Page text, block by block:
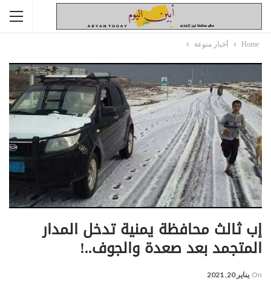
Home أخبار منوعة
إب ثالث محافظة يمنية تدخل المدار
المتجمد بعد صعدة والجوف..!
On يناير 20, 2021